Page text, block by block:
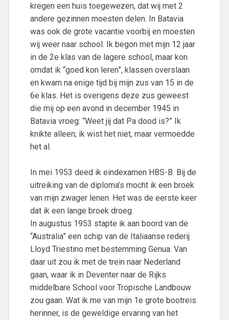
kregen een huis toegewezen, dat wij met 2
andere gezinnen moesten delen. In Batavia
was ook de grote vacantie voorbij en moesten
wij weer naar school. Ik begon met mijn 12 jaar
in de 2e klas van de lagere school, maar kon
omdat ik “goed kon leren”, klassen overslaan
en kwam na enige tijd bij mijn zus van 15 in de
6e klas. Het is overigens deze zus geweest
die mij op een avond in december 1945 in
Batavia vroeg: “Weet jij dat Pa dood is?” Ik
knikte alleen; ik wist het niet, maar vermoedde
het al.
In mei 1953 deed ik eindexamen HBS-B. Bij de
uitreiking van de diploma’s mocht ik een broek
van mijn zwager lenen. Het was de eerste keer
dat ik een lange broek droeg.
In augustus 1953 stapte ik aan boord van de
“Australia” een schip van de Italiaanse rederij
Lloyd Triestino met bestemming Genua. Van
daar uit zou ik met de trein naar Nederland
gaan, waar ik in Deventer naar de Rijks
middelbare School voor Tropische Landbouw
zou gaan. Wat ik me van mijn 1e grote bootreis
herinner, is de geweldige ervaring van het